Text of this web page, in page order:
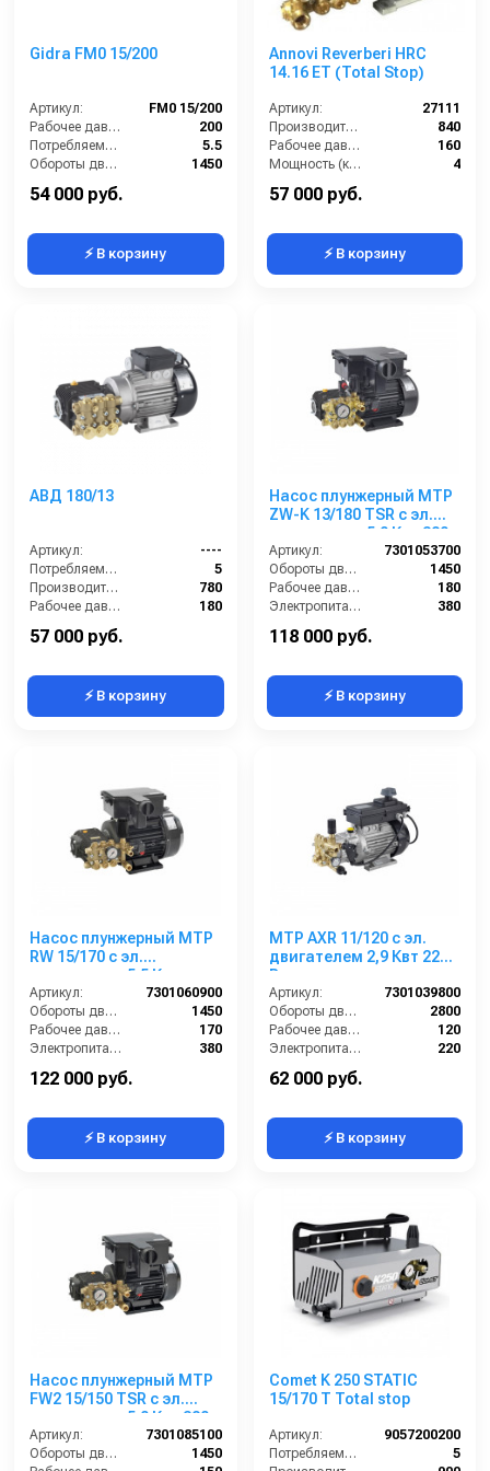
Gidra FM0 15/200
Артикул:
FM0 15/200
Рабочее давление (бар):
200
Потребляемая мощность (кВт):
5.5
Обороты двигателя (об/мин):
1450
54 000 руб.
⚡ В корзину
Annovi Reverberi HRC
14.16 ET (Total Stop)
Артикул:
27111
Производительность (л/ч):
840
Рабочее давление (бар):
160
Мощность (кВт):
4
57 000 руб.
⚡ В корзину
АВД 180/13
Артикул:
----
Потребляемая мощность (кВт):
5
Производительность (л/ч):
780
Рабочее давление (бар):
180
Мощность (кВт):
57 000 руб.
⚡ В корзину
Насос плунжерный MTP
ZW-K 13/180 TSR с эл.
двигателем 5,0 Квт 380
В
Артикул:
7301053700
Обороты двигателя (об/мин):
1450
Рабочее давление (бар):
180
Электропитание (В):
380
118 000 руб.
⚡ В корзину
Насос плунжерный MTP
RW 15/170 с эл.
двигателем 5,5 Квт
220/380 В
Артикул:
7301060900
Обороты двигателя (об/мин):
1450
Рабочее давление (бар):
170
Электропитание (В):
380
122 000 руб.
⚡ В корзину
MTP AXR 11/120 с эл.
двигателем 2,9 Квт 220
В
Артикул:
7301039800
Обороты двигателя (об/мин):
2800
Рабочее давление (бар):
120
Электропитание (В):
220
Мощность (кВт):
62 000 руб.
⚡ В корзину
Насос плунжерный MTP
FW2 15/150 TSR с эл.
двигателем 5,0 Квт 380
В
Артикул:
7301085100
Обороты двигателя (об/мин):
1450
Comet K 250 STATIC
15/170 T Total stop
Артикул:
9057200200
Потребляемая мощность (Вт):
5